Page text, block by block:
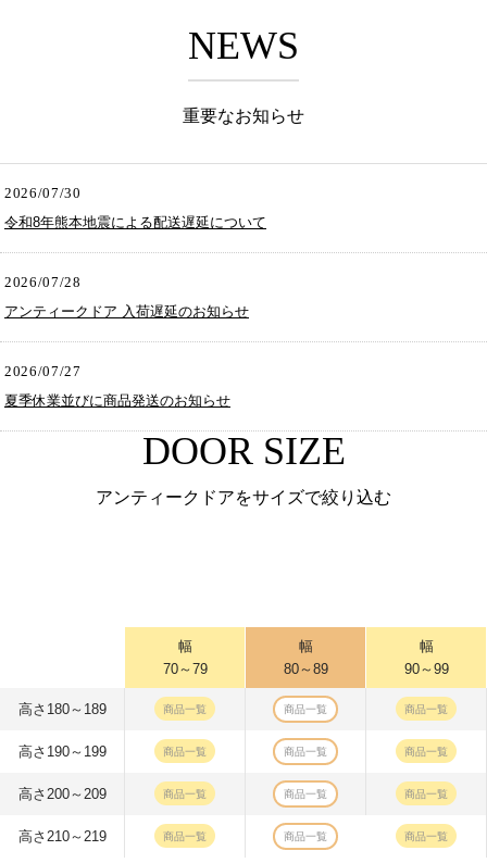
NEWS
重要なお知らせ
2026/07/30
令和8年熊本地震による配送遅延について
2026/07/28
アンティークドア 入荷遅延のお知らせ
2026/07/27
夏季休業並びに商品発送のお知らせ
DOOR SIZE
アンティークドアをサイズで絞り込む
幅
70～79
幅
80～89
幅
90～99
高さ180～189 商品一覧 商品一覧 商品一覧
高さ190～199 商品一覧 商品一覧 商品一覧
高さ200～209 商品一覧 商品一覧 商品一覧
高さ210～219 商品一覧 商品一覧 商品一覧